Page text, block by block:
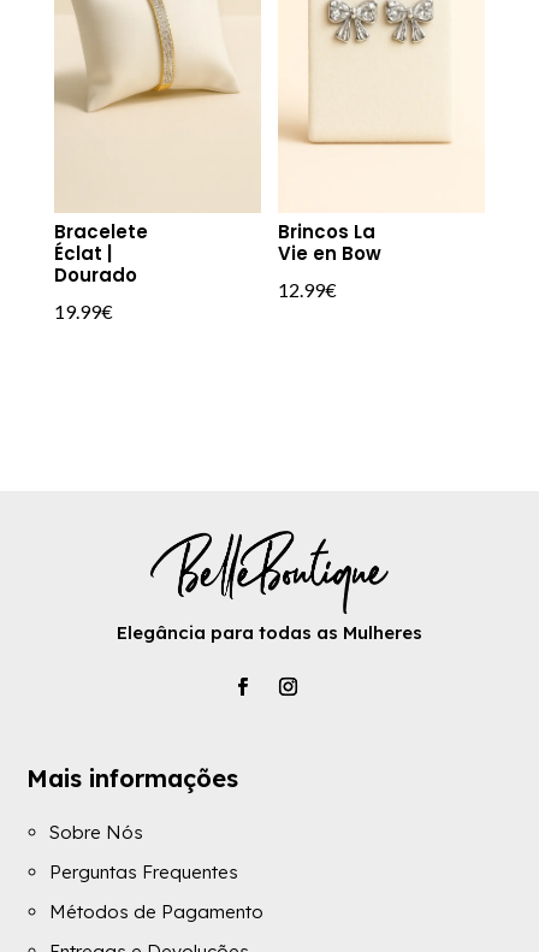
Bracelete
Éclat |
Dourado
19.99€
Brincos La
Vie en Bow
12.99€
Elegância para todas as Mulheres
Mais informações
Sobre Nós
Perguntas Frequentes
Métodos de Pagamento